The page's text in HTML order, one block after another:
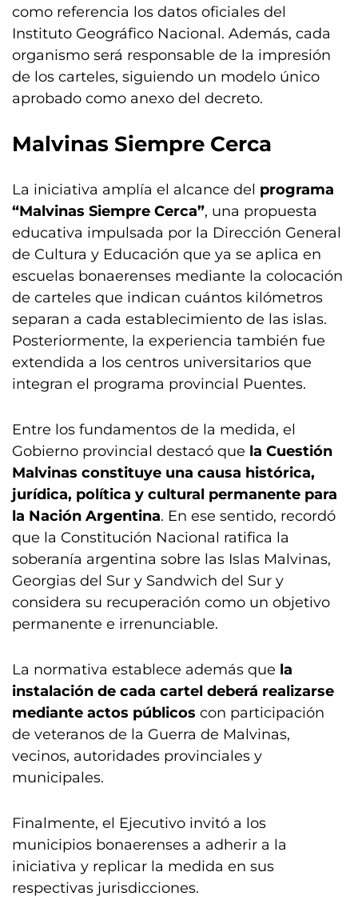
como referencia los datos oficiales del
Instituto Geográfico Nacional. Además, cada
organismo será responsable de la impresión
de los carteles, siguiendo un modelo único
aprobado como anexo del decreto.
Malvinas Siempre Cerca
La iniciativa amplía el alcance del programa
“Malvinas Siempre Cerca”, una propuesta
educativa impulsada por la Dirección General
de Cultura y Educación que ya se aplica en
escuelas bonaerenses mediante la colocación
de carteles que indican cuántos kilómetros
separan a cada establecimiento de las islas.
Posteriormente, la experiencia también fue
extendida a los centros universitarios que
integran el programa provincial Puentes.
Entre los fundamentos de la medida, el
Gobierno provincial destacó que la Cuestión
Malvinas constituye una causa histórica,
jurídica, política y cultural permanente para
la Nación Argentina. En ese sentido, recordó
que la Constitución Nacional ratifica la
soberanía argentina sobre las Islas Malvinas,
Georgias del Sur y Sandwich del Sur y
considera su recuperación como un objetivo
permanente e irrenunciable.
La normativa establece además que la
instalación de cada cartel deberá realizarse
mediante actos públicos con participación
de veteranos de la Guerra de Malvinas,
vecinos, autoridades provinciales y
municipales.
Finalmente, el Ejecutivo invitó a los
municipios bonaerenses a adherir a la
iniciativa y replicar la medida en sus
respectivas jurisdicciones.